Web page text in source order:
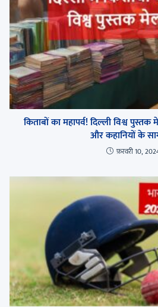
किताबों का महापर्व! दिल्ली विश्व
और कहानियों के
फ़रवरी 10,